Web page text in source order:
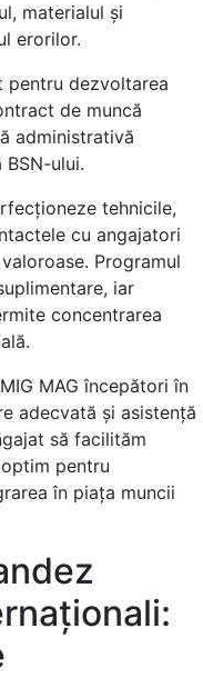
materialul și
erorilor.
pentru dezvoltarea
de muncă
administrativă
ului.
tehnicile,
cu angajatori
Programul
iar
concentrarea
MAG începători în
adecvată și asistență
să facilităm
pentru
în piața muncii